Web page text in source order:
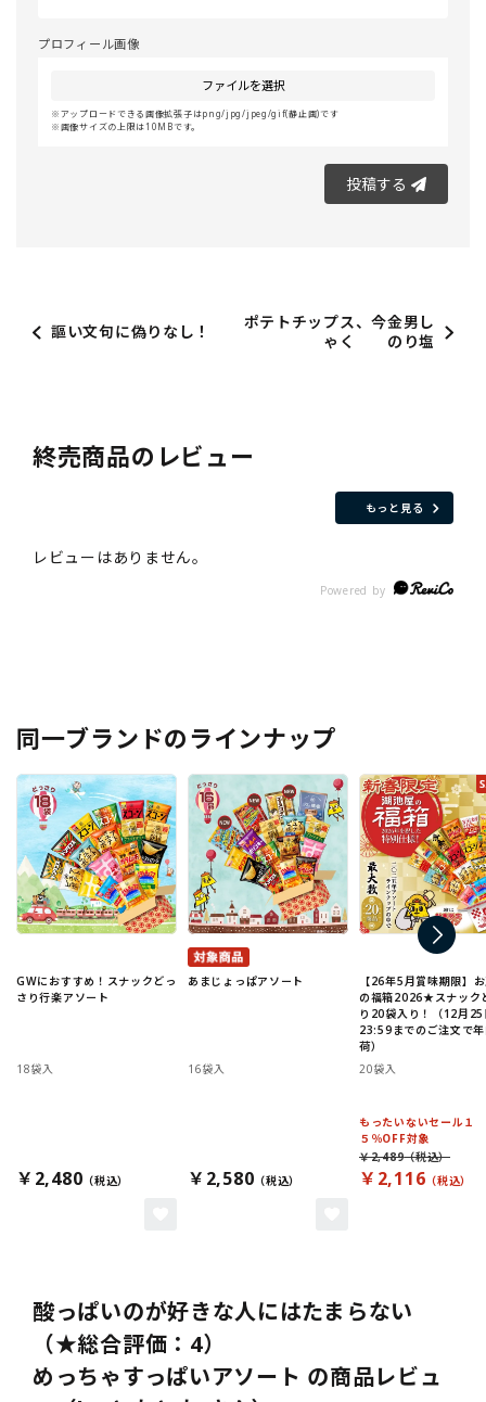
プロフィール画像
ファイルを選択
アップロードできる画像拡張子はpng/jpg/jpeg/gif(静止画)です
画像サイズの上限は10MBです。
投稿する
謳い文句に偽りなし！
ポテトチップス、今金男し
ゃく のり塩
終売商品のレビュー
もっと見る
同一ブランドのラインナップ
GWにおすすめ！スナックどっ
さり行楽アソート
18袋入
￥2,480
あまじょっぱアソート
16袋入
￥2,580
【26年5月賞味期限】
の福箱2026★スナック
り20袋入り！（12月25
23:59までのご注文で
荷）
20袋入
もったいないセール１
５％OFF対象
￥2,116
￥2,489
酸っぱいのが好きな人にはたまらない
（★総合評価：4）
めっちゃすっぱいアソート の商品レビュ